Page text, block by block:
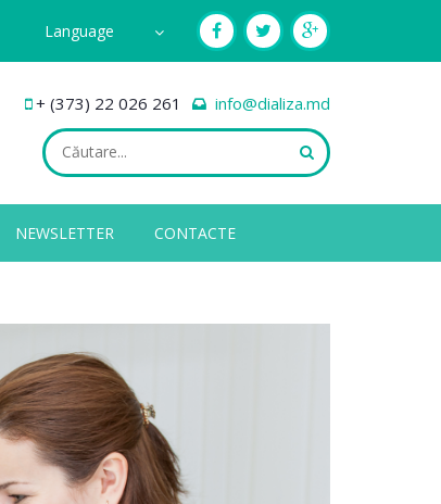
Language
+ (373) 22 026 261 info@dializa.md
NEWSLETTER CONTACTE